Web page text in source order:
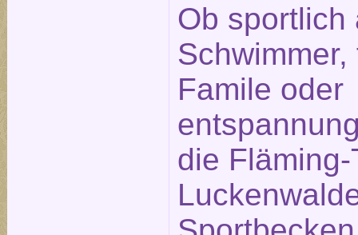
Ob sportlich
Famile oder
die